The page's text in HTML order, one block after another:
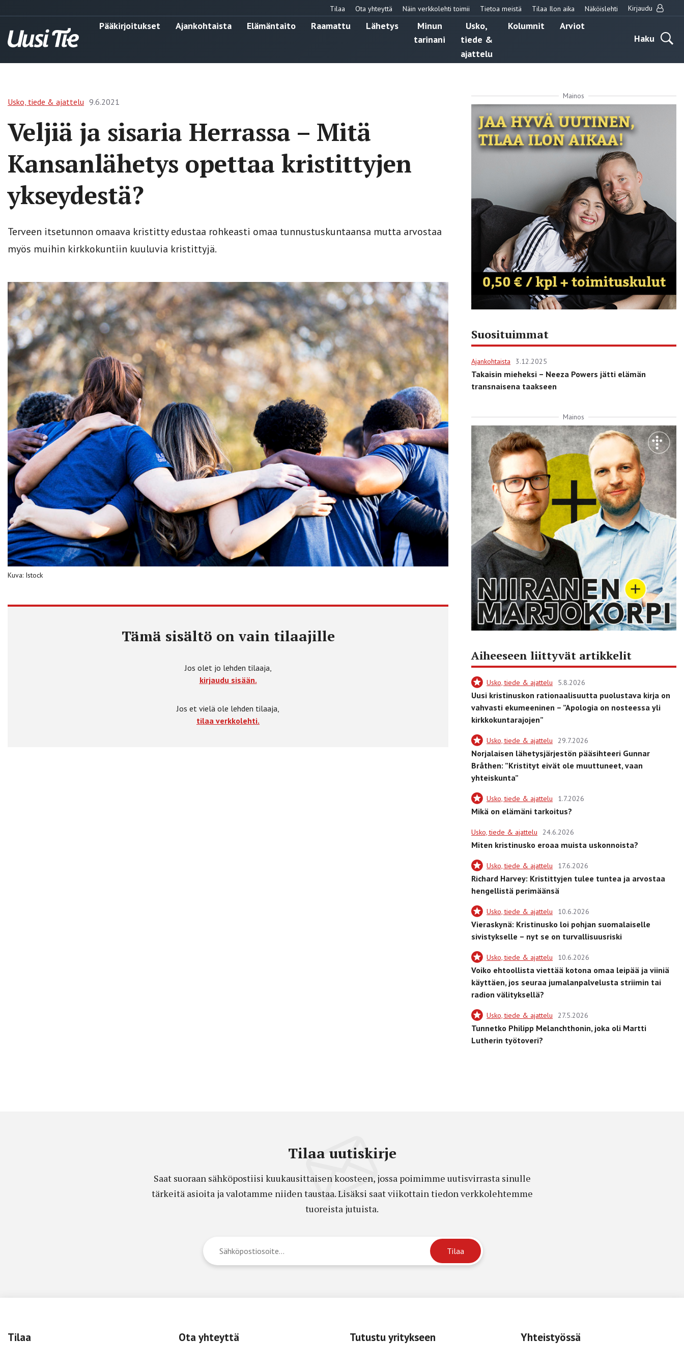
Tilaa Ota yhteyttä Näin verkkolehti toimii Tietoa meistä Tilaa Ilon aika Näköislehti Kirjaudu
Pääkirjoitukset Ajankohtaista Elämäntaito Raamattu Lähetys
Minun
tarinani
Usko,
tiede &
ajattelu
Kolumnit
Arviot
Haku
Usko, tiede & ajattelu 9.6.2021
Veljiä ja sisaria Herrassa – Mitä
Kansanlähetys opettaa kristittyjen
ykseydestä?
Terveen itsetunnon omaava kristitty edustaa rohkeasti omaa tunnustuskuntaansa mutta arvostaa
myös muihin kirkkokuntiin kuuluvia kristittyjä.
Kuva: Istock
Tämä sisältö on vain tilaajille
Jos olet jo lehden tilaaja,
kirjaudu sisään.
Jos et vielä ole lehden tilaaja,
tilaa verkkolehti.
Mainos
Suosituimmat
Ajankohtaista 3.12.2025
Takaisin mieheksi – Neeza Powers jätti elämän
transnaisena taakseen
Mainos
Aiheeseen liittyvät artikkelit
Usko, tiede & ajattelu 5.8.2026
Uusi kristinuskon rationaalisuutta puolustava kirja on
vahvasti ekumeeninen – ”Apologia on nosteessa yli
kirkkokuntarajojen”
Usko, tiede & ajattelu 29.7.2026
Norjalaisen lähetysjärjestön pääsihteeri Gunnar
Bråthen: ”Kristityt eivät ole muuttuneet, vaan
yhteiskunta”
Usko, tiede & ajattelu 1.7.2026
Mikä on elämäni tarkoitus?
Usko, tiede & ajattelu 24.6.2026
Miten kristinusko eroaa muista uskonnoista?
Usko, tiede & ajattelu 17.6.2026
Richard Harvey: Kristittyjen tulee tuntea ja arvostaa
hengellistä perimäänsä
Usko, tiede & ajattelu 10.6.2026
Vieraskynä: Kristinusko loi pohjan suomalaiselle
sivistykselle – nyt se on turvallisuusriski
Usko, tiede & ajattelu 10.6.2026
Voiko ehtoollista viettää kotona omaa leipää ja viiniä
käyttäen, jos seuraa jumalanpalvelusta striimin tai
radion välityksellä?
Usko, tiede & ajattelu 27.5.2026
Tunnetko Philipp Melanchthonin, joka oli Martti
Lutherin työtoveri?
Tilaa uutiskirje
Saat suoraan sähköpostiisi kuukausittaisen koosteen, jossa poimimme uutisvirrasta sinulle
tärkeitä asioita ja valotamme niiden taustaa. Lisäksi saat viikottain tiedon verkkolehtemme
tuoreista jutuista.
Tilaa Ota yhteyttä Tutustu yritykseen Yhteistyössä